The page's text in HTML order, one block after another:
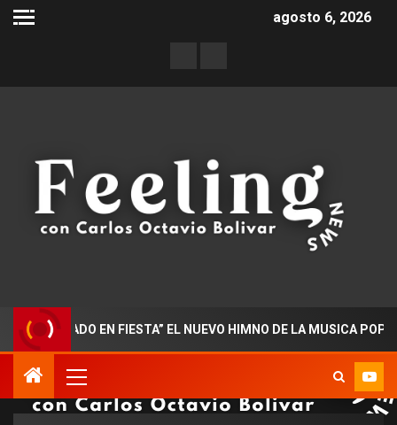
agosto 6, 2026
EN FIESTA” EL NUEVO HIMNO DE LA MUSICA POPULAR